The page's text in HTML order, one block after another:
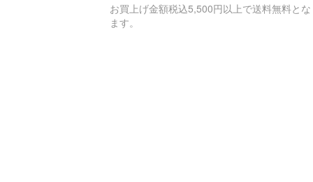
お買上げ金額税込5,500円以上で送料無料と
ます。